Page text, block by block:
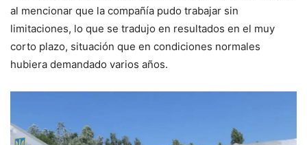
al mencionar que la compañía pudo trabajar sin
limitaciones, lo que se tradujo en resultados en el muy
corto plazo, situación que en condiciones normales
hubiera demandado varios años.